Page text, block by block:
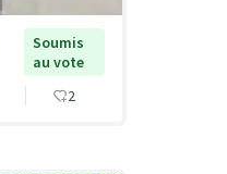
Soumis
au vote
2